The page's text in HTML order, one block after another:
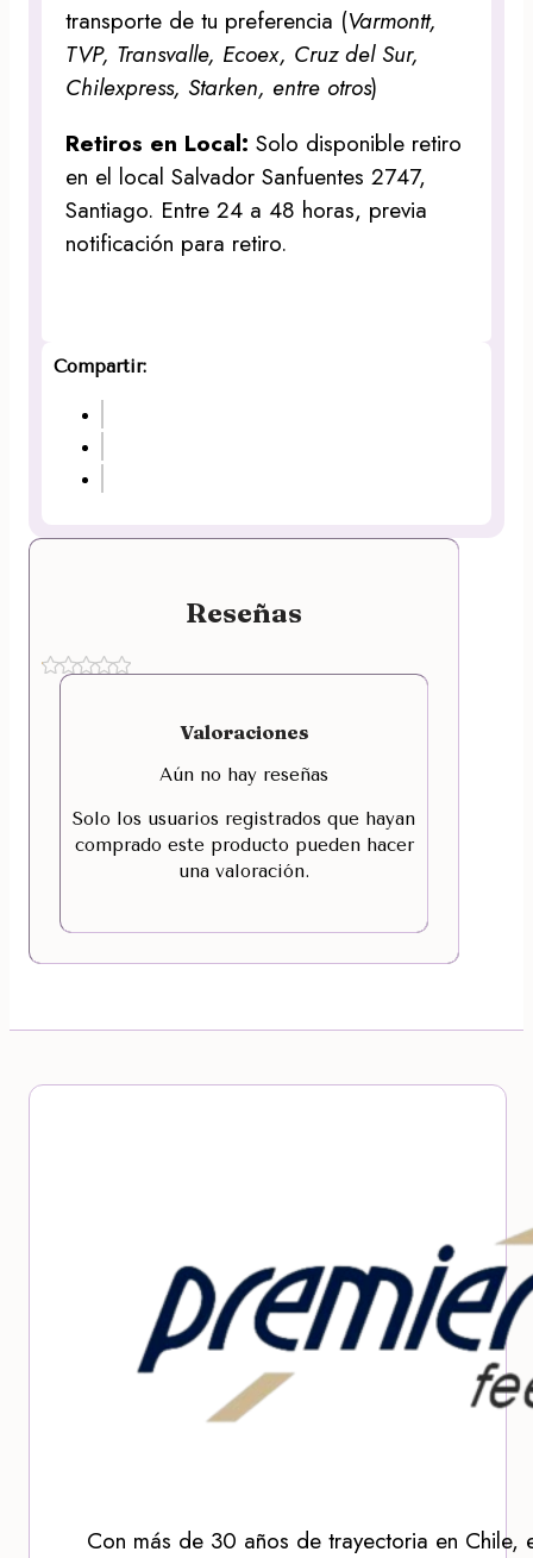
transporte de tu preferencia (Varmontt,
TVP, Transvalle, Ecoex, Cruz del Sur,
Chilexpress, Starken, entre otros)
Retiros en Local:Solo disponible retiro
en el local Salvador Sanfuentes 2747,
Santiago. Entre 24 a 48 horas, previa
notificación para retiro.
Compartir:
Reseñas
Valoraciones
Aún no hay reseñas
Solo los usuarios registrados que hayan
comprado este producto pueden hacer
una valoración.
Con más de 30 años de trayectoria en Chile,